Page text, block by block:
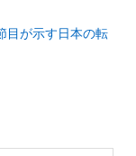
目が示す日本の転